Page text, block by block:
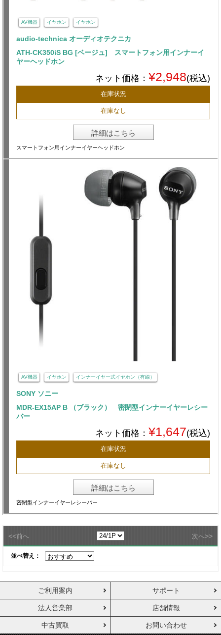
AV機器 イヤホン イヤホン
audio-technica オーディオテクニカ
ATH-CK350iS BG [ベージュ] スマートフォン用インナーイ
ヤーヘッドホン
ネット価格： ¥2,948(税込)
在庫状況
在庫なし
詳細はこちら
スマートフォン用インナーイヤーヘッドホン
AV機器 イヤホン インナーイヤー式イヤホン（有線）
SONY ソニー
MDR-EX15AP B （ブラック） 密閉型インナーイヤーレシー
バー
ネット価格： ¥1,647(税込)
在庫状況
在庫なし
詳細はこちら
密閉型インナーイヤーレシーバー
<<前へ 次へ>>
並べ替え：
ご利用案内 サポート
法人営業部 店舗情報
中古買取 お問い合わせ